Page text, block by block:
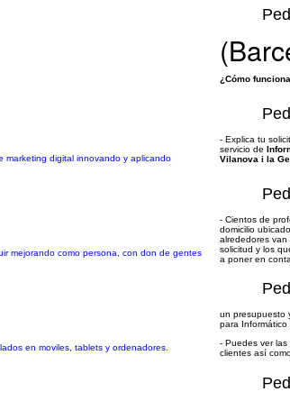
marketing digital innovando y aplicando
mejorando como persona, con don de gentes
en moviles, tablets y ordenadores.
¿Cómo
- Explica tu
servicio de
Vilanova i la
- Cientos de
domicilio
alrededores van
solicitud y los
a poner en
un presupuesto
para Informático
- Puedes ver
clientes así